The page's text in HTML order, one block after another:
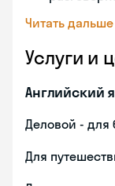
Читать дальше
Услуги и
Английский
Деловой - для
Для